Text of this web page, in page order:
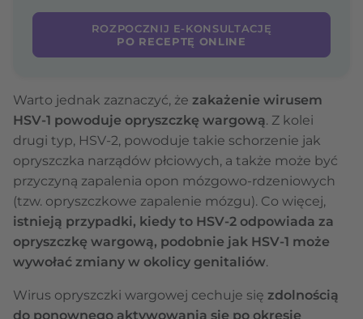
ROZPOCZNIJ E-KONSULTACJĘ
PO RECEPTĘ ONLINE
Warto jednak zaznaczyć, że zakażenie wirusem
HSV-1 powoduje opryszczkę wargową. Z kolei
drugi typ, HSV-2, powoduje takie schorzenie jak
opryszczka narządów płciowych, a także może być
przyczyną zapalenia opon mózgowo-rdzeniowych
(tzw. opryszczkowe zapalenie mózgu). Co więcej,
istnieją przypadki, kiedy to HSV-2 odpowiada za
opryszczkę wargową, podobnie jak HSV-1 może
wywołać zmiany w okolicy genitaliów.
Wirus opryszczki wargowej cechuje się zdolnością
do ponownego aktywowania się po okresie